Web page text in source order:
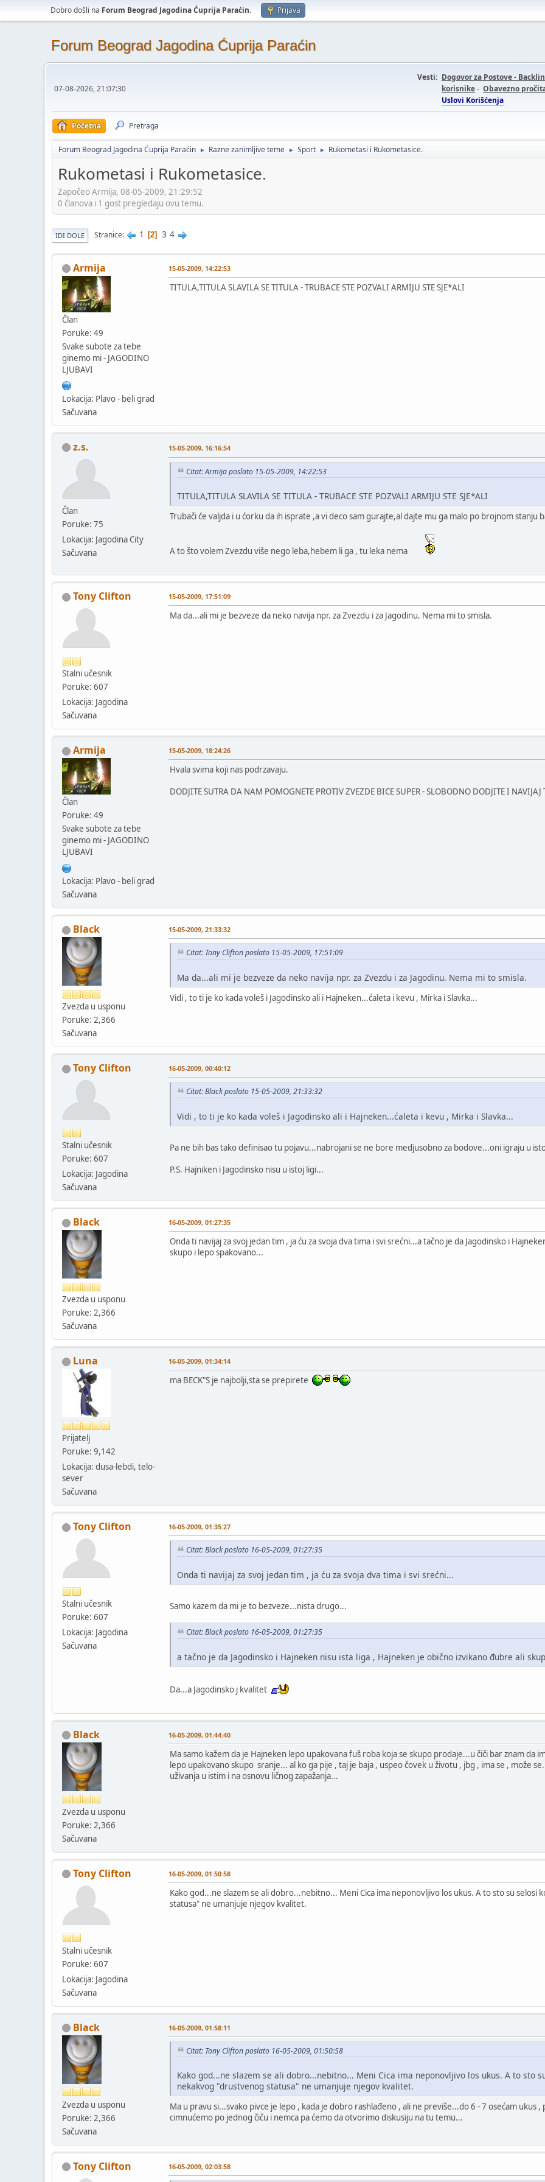
Dobro došli na Forum Beograd Jagodina Ćuprija Paraćin. Prijava
Forum Beograd Jagodina Ćuprija Paraćin
07-08-2026, 21:07:30
Vesti: Dogovor za Postove -
korisnike- Obavezno
Uslovi Korišćenja
Početna Pretraga
Forum Beograd Jagodina Ćuprija Paraćin ► Razne zanimljive teme ► Sport ► Rukometasi i Rukometasice.
Rukometasi i Rukometasice.
Započeo Armija, 08-05-2009, 21:29:52
0 članova i 1 gost pregledaju ovu temu.
IDI DOLE Stranice 1 2 3 4
Armija
Član
Poruke: 49
Svake subote za tebe
ginemo mi - JAGODINO
LJUBAVI
Lokacija: Plavo - beli grad
Sačuvana
15-05-2009, 14:22:53
TITULA,TITULA SLAVILA SE TITULA - TRUBACE STE POZVALI ARMIJU STE SJE*ALI
z.s.
Član
Poruke: 75
Lokacija: Jagodina City
Sačuvana
15-05-2009, 16:16:54
Citat: Armija poslato 15-05-2009, 14:22:53
TITULA,TITULA SLAVILA SE TITULA - TRUBACE STE POZVALI ARMIJU STE SJE*ALI
Trubači će valjda i u ćorku da ih isprate ,a vi deco sam gurajte,al dajte mu ga malo po brojnom stanju
A to što volem Zvezdu više nego leba,hebem li ga , tu leka nema
Tony Clifton
Stalni učesnik
Poruke: 607
Lokacija: Jagodina
Sačuvana
15-05-2009, 17:51:09
Ma da...ali mi je bezveze da neko navija npr. za Zvezdu i za Jagodinu. Nema mi to smisla.
Armija
Član
Poruke: 49
Svake subote za tebe
ginemo mi - JAGODINO
LJUBAVI
Lokacija: Plavo - beli grad
Sačuvana
15-05-2009, 18:24:26
Hvala svima koji nas podrzavaju.
DODJITE SUTRA DA NAM POMOGNETE PROTIV ZVEZDE BICE SUPER - SLOBODNO DODJITE I
Black
Zvezda u usponu
Poruke: 2,366
Sačuvana
15-05-2009, 21:33:32
Citat: Tony Clifton poslato 15-05-2009, 17:51:09
Ma da...ali mi je bezveze da neko navija npr. za Zvezdu i za Jagodinu. Nema mi to smisla.
Vidi , to ti je ko kada voleš i Jagodinsko ali i Hajneken...ćaleta i kevu , Mirka i Slavka...
Tony Clifton
Stalni učesnik
Poruke: 607
Lokacija: Jagodina
Sačuvana
16-05-2009, 00:40:12
Citat: Black poslato 15-05-2009, 21:33:32
Vidi , to ti je ko kada voleš i Jagodinsko ali i Hajneken...ćaleta i kevu , Mirka i Slavka...
Pa ne bih bas tako definisao tu pojavu...nabrojani se ne bore medjusobno za bodove...oni igraju u
P.S. Hajniken i Jagodinsko nisu u istoj ligi...
Black
Zvezda u usponu
Poruke: 2,366
Sačuvana
16-05-2009, 01:27:35
Onda ti navijaj za svoj jedan tim , ja ću za svoja dva tima i svi srećni...a tačno je da Jagodinsko i
skupo i lepo spakovano...
Luna
Prijatelj
Poruke: 9,142
Lokacija: dusa-lebdi, telo-
sever
Sačuvana
16-05-2009, 01:34:14
ma BECK"S je najbolji,sta se prepirete
Tony Clifton
Stalni učesnik
Poruke: 607
Lokacija: Jagodina
Sačuvana
16-05-2009, 01:35:27
Citat: Black poslato 16-05-2009, 01:27:35
Onda ti navijaj za svoj jedan tim , ja ću za svoja dva tima i svi srećni...
Samo kazem da mi je to bezveze...nista drugo...
Citat: Black poslato 16-05-2009, 01:27:35
a tačno je da Jagodinsko i Hajneken nisu ista liga , Hajneken je obično izvikano đubre ali
Da...a Jagodinsko j kvalitet
Black
Zvezda u usponu
Poruke: 2,366
Sačuvana
16-05-2009, 01:44:40
Ma samo kažem da je Hajneken lepo upakovana fuš roba koja se skupo prodaje...u čiči bar znam da
lepo upakovano skupo sranje... al ko ga pije , taj je baja , uspeo čovek u životu , jbg , ima se , može
uživanja u istim i na osnovu ličnog zapažanja...
Tony Clifton
Stalni učesnik
Poruke: 607
Lokacija: Jagodina
Sačuvana
16-05-2009, 01:50:58
Kako god...ne slazem se ali dobro...nebitno... Meni Cica ima neponovljivo los ukus. A to sto su selosi
statusa" ne umanjuje njegov kvalitet.
Black
Zvezda u usponu
Poruke: 2,366
Sačuvana
16-05-2009, 01:58:11
Citat: Tony Clifton poslato 16-05-2009, 01:50:58
Kako god...ne slazem se ali dobro...nebitno... Meni Cica ima neponovljivo los ukus. A to sto
nekakvog "drustvenog statusa" ne umanjuje njegov kvalitet.
Ma u pravu si...svako pivce je lepo , kada je dobro rashlađeno , ali ne previše...do 6 - 7 osećam ukus
cimnućemo po jednog čiču i nemca pa ćemo da otvorimo diskusiju na tu temu...
Tony Clifton 16-05-2009, 02:03:58